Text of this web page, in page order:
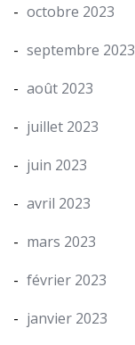
octobre 2023
septembre 2023
août 2023
juillet 2023
juin 2023
avril 2023
mars 2023
février 2023
janvier 2023